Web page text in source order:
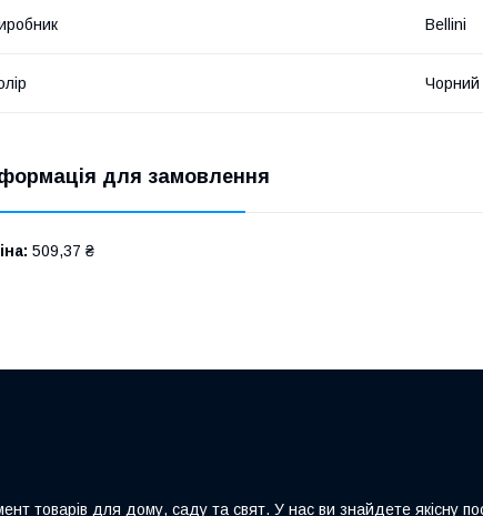
Bellini
Чорний
для замовлення
509,37 ₴
товарів для дому, саду та свят. У нас ви знайдете якісну